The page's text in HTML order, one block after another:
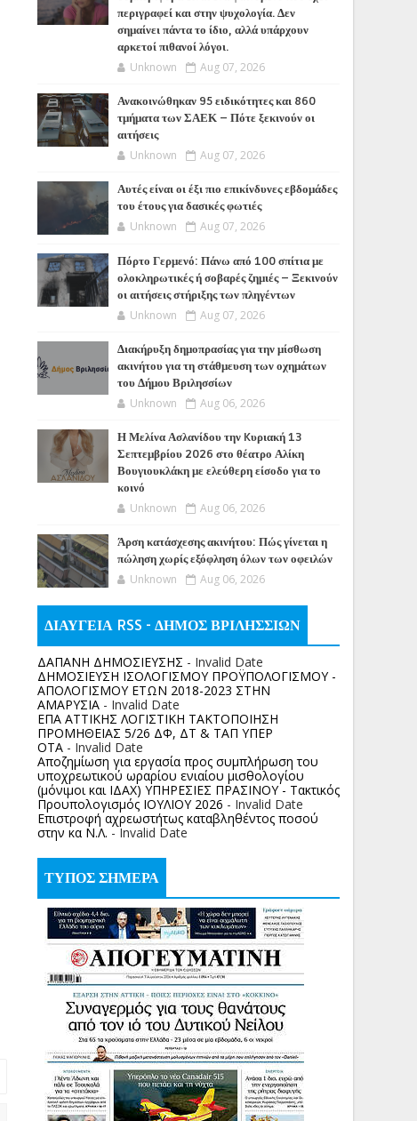
περιγραφεί και στην ψυχολογία. Δεν
σημαίνει πάντα το ίδιο, αλλά υπάρχουν
αρκετοί πιθανοί λόγοι.
Unknown Aug 07, 2026
Ανακοινώθηκαν 95 ειδικότητες και 860
τμήματα των ΣΑΕΚ – Πότε ξεκινούν οι
αιτήσεις
Unknown Aug 07, 2026
Αυτές είναι οι έξι πιο επικίνδυνες εβδομάδες
του έτους για δασικές φωτιές
Unknown Aug 07, 2026
Πόρτο Γερμενό: Πάνω από 100 σπίτια με
ολοκληρωτικές ή σοβαρές ζημιές – Ξεκινούν
οι αιτήσεις στήριξης των πληγέντων
Unknown Aug 07, 2026
Διακήρυξη δημοπρασίας για την μίσθωση
ακινήτου για τη στάθμευση των οχημάτων
του Δήμου Βριλησσίων
Unknown Aug 06, 2026
Η Μελίνα Ασλανίδου την Kυριακή 13
Σεπτεμβρίου 2026 στο θέατρο Αλίκη
Βουγιουκλάκη με ελεύθερη είσοδο για το
κοινό
Unknown Aug 06, 2026
Άρση κατάσχεσης ακινήτου: Πώς γίνεται η
πώληση χωρίς εξόφληση όλων των οφειλών
Unknown Aug 06, 2026
ΔΙΑΥΓΕΙΑ RSS - ΔΗΜΟΣ ΒΡΙΛΗΣΣΙΩΝ
ΔΑΠΑΝΗ ΔΗΜΟΣΙΕΥΣΗΣ - Invalid Date
ΔΗΜΟΣΙΕΥΣΗ ΙΣΟΛΟΓΙΣΜΟΥ ΠΡΟΫΠΟΛΟΓΙΣΜΟΥ -
ΑΠΟΛΟΓΙΣΜΟΥ ΕΤΩΝ 2018-2023 ΣΤΗΝ
ΑΜΑΡΥΣΙΑ - Invalid Date
ΕΠΑ ΑΤΤΙΚΗΣ ΛΟΓΙΣΤΙΚΗ ΤΑΚΤΟΠΟΙΗΣΗ
ΠΡΟΜΗΘΕΙΑΣ 5/26 ΔΦ, ΔΤ & ΤΑΠ ΥΠΕΡ
ΟΤΑ - Invalid Date
Αποζημίωση για εργασία προς συμπλήρωση του
υποχρεωτικού ωραρίου ενιαίου μισθολογίου
(μόνιμοι και ΙΔΑΧ) ΥΠΗΡΕΣΙΕΣ ΠΡΑΣΙΝΟΥ - Τακτικός
Προυπολογισμός ΙΟΥΛΙΟΥ 2026 - Invalid Date
Επιστροφή αχρεωστήτως καταβληθέντος ποσoύ
στην κα Ν.Λ. - Invalid Date
ΤΥΠΟΣ ΣΗΜΕΡΑ